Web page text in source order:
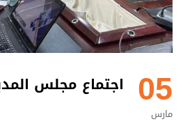
05
مارس
اجتماع مجلس